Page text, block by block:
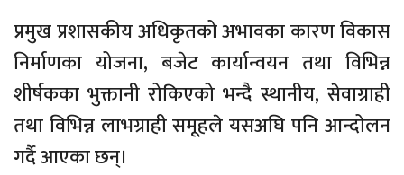
प्रमुख प्रशासकीय अधिकृतको अभावका कारण विकास
निर्माणका योजना, बजेट कार्यान्वयन तथा विभिन्न
शीर्षकका भुक्तानी रोकिएको भन्दै स्थानीय, सेवाग्राही
तथा विभिन्न लाभग्राही समूहले यसअघि पनि आन्दोलन
गर्दै आएका छन्।